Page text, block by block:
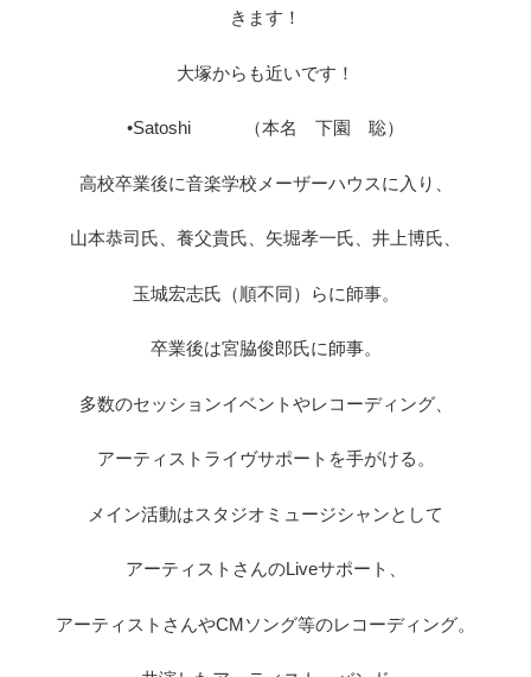
きます！
大塚からも近いです！
•Satoshi （本名 下園 聡）
高校卒業後に音楽学校メーザーハウスに入り、
山本恭司氏、養父貴氏、矢堀孝一氏、井上博氏、
玉城宏志氏（順不同）らに師事。
卒業後は宮脇俊郎氏に師事。
多数のセッションイベントやレコーディング、
アーティストライヴサポートを手がける。
メイン活動はスタジオミュージシャンとして
アーティストさんのLiveサポート、
アーティストさんやCMソング等のレコーディング。